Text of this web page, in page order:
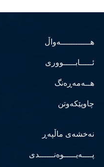
هــــــــــــەواڵ
ئـــــابـــــووری
هــەمەڕەنگ
چاوپێکەوتن
نەخشەی ماڵپەڕ
پــــەیـــــوەنــــــدی